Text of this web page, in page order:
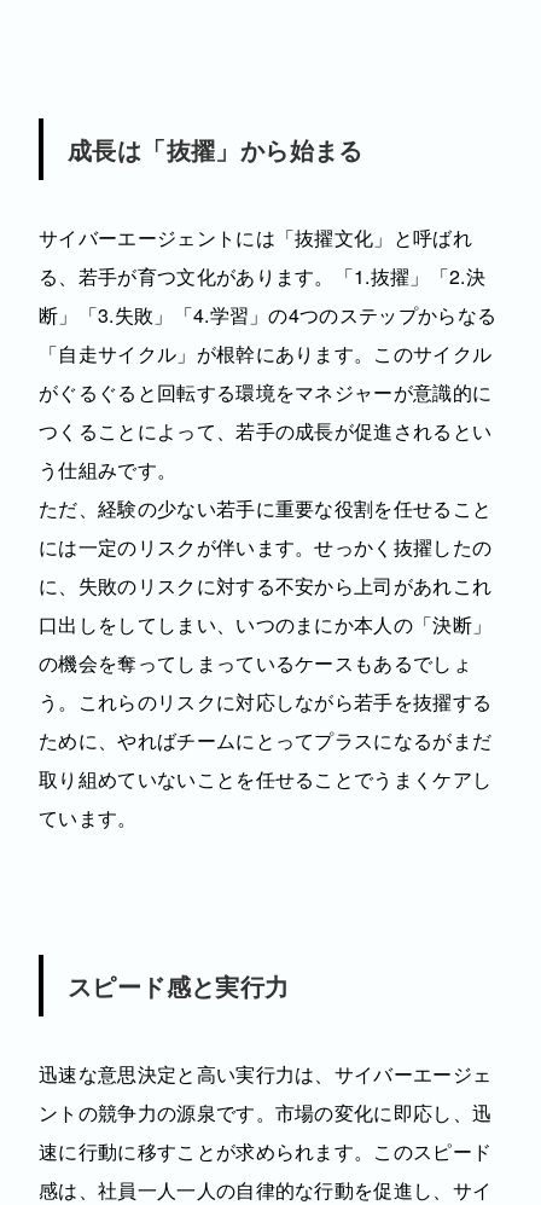
成長は「抜擢」から始まる
サイバーエージェントには「抜擢文化」と呼ばれ
る、若手が育つ文化があります。「1.抜擢」「2.決
断」「3.失敗」「4.学習」の4つのステップからなる
「自走サイクル」が根幹にあります。このサイクル
がぐるぐると回転する環境をマネジャーが意識的に
つくることによって、若手の成長が促進されるとい
う仕組みです。
ただ、経験の少ない若手に重要な役割を任せること
には一定のリスクが伴います。せっかく抜擢したの
に、失敗のリスクに対する不安から上司があれこれ
口出しをしてしまい、いつのまにか本人の「決断」
の機会を奪ってしまっているケースもあるでしょ
う。これらのリスクに対応しながら若手を抜擢する
ために、やればチームにとってプラスになるがまだ
取り組めていないことを任せることでうまくケアし
ています。
スピード感と実行力
迅速な意思決定と高い実行力は、サイバーエージェ
ントの競争力の源泉です。市場の変化に即応し、迅
速に行動に移すことが求められます。このスピード
感は、社員一人一人の自律的な行動を促進し、サイ